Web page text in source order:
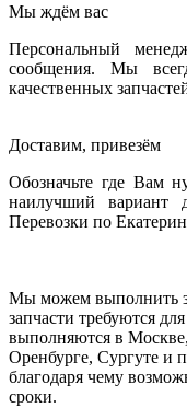
Мы ждём вас
Персональный
сообщения. Мы
качественных
Доставим, привезём
Обозначьте где Вам
наилучший вариант
Перевозки по
Мы можем выполнить
запчасти требуются
выполняются в
Оренбурге, Сургуте и
благодаря чему
сроки.